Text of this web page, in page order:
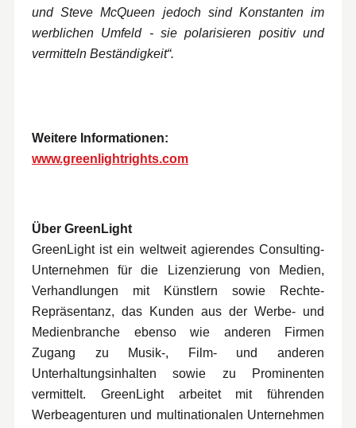
und Steve McQueen jedoch sind Konstanten im
werblichen Umfeld - sie polarisieren positiv und
vermitteln Beständigkeit“.
Weitere Informationen:
www.greenlightrights.com
Über GreenLight
GreenLight ist ein weltweit agierendes Consulting-
Unternehmen für die Lizenzierung von Medien,
Verhandlungen mit Künstlern sowie Rechte-
Repräsentanz, das Kunden aus der Werbe- und
Medienbranche ebenso wie anderen Firmen
Zugang zu Musik-, Film- und anderen
Unterhaltungsinhalten sowie zu Prominenten
vermittelt. GreenLight arbeitet mit führenden
Werbeagenturen und multinationalen Unternehmen